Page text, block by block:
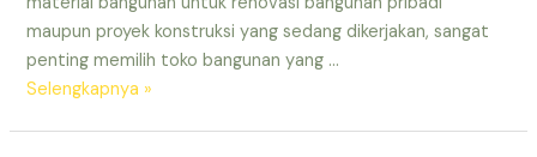
Besi
dan
Bangunan
Jatibarang
maupun proyek konstruksi yang sedang dikerjakan, sangat
penting memilih toko bangunan yang …
Toko
Selengkapnya »